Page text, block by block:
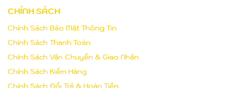
CHÍNH SÁCH
Chính Sách Bảo Mật Thông Tin
Chính Sách Thanh Toán
Chính Sách Vận Chuyển & Giao Nhận
Chính Sách Kiểm Hàng
Chính Sách Đổi Trả & Hoàn Tiền